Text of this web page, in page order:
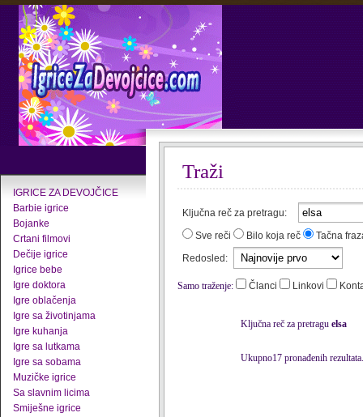
IGRICE ZA DEVOJČICE
Barbie igrice
Bojanke
Crtani filmovi
Dečije igrice
Igrice bebe
Igre doktora
Igre oblačenja
Igre sa životinjama
Igre kuhanja
Igre sa lutkama
Igre sa sobama
Muzičke igrice
Sa slavnim licima
Smiješne igrice
Traži
Ključna reč za pretragu:
Sve reči
Bilo koja reč
Tačna
Redosled:
Samo traženje: Članci Linkovi
Ključna reč za pretragu elsa
Ukupno17 pronađenih rezultata.